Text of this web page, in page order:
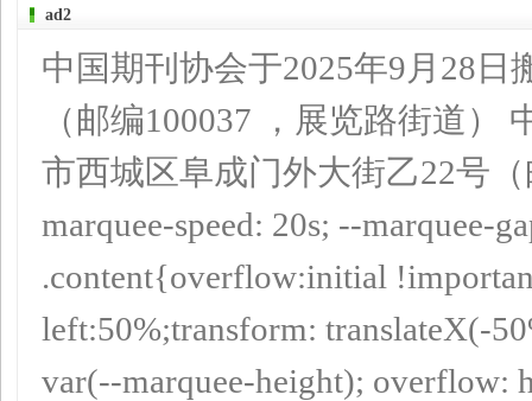
ad2
中国期刊协会于2025年9月28
（邮编100037 ，展览路街道）
市西城区阜成门外大街乙22号
marquee-speed: 20s; --marquee-
.content{overflow:initial
left:50%;transform: translateX(-
var(--marquee-height); overflow: